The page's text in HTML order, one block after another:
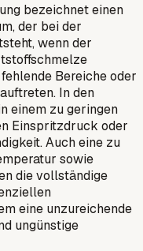
bezeichnet einen
der bei der
wenn der
Bereiche oder
In den
einem zu geringen
Einspritzdruck oder
Auch eine zu
sowie
die vollständige
eine unzureichende
ungünstige